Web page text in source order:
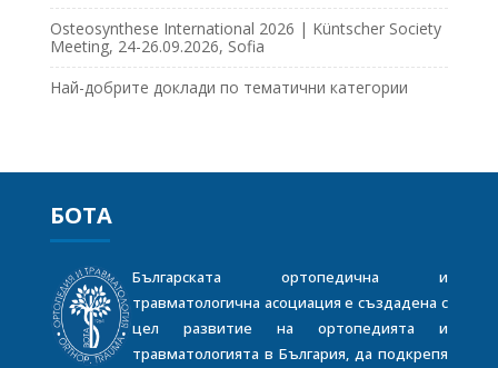
Osteosynthese International 2026 | Küntscher Society
Meeting, 24-26.09.2026, Sofia
Най-добрите доклади по тематични категории
БОТА
Българската ортопедична и
травматологична асоциация е създадена с
цел развитие на ортопедията и
травматологията в България, да подкрепя